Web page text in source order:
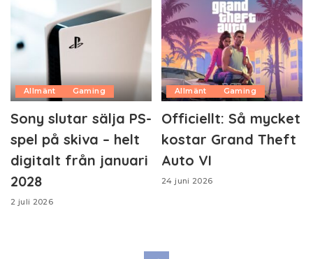
Allmänt Gaming
Sony slutar sälja PS-
spel på skiva – helt
digitalt från januari
2028
2 juli 2026
Allmänt Gaming
Officiellt: Så mycket
kostar Grand Theft
Auto VI
24 juni 2026